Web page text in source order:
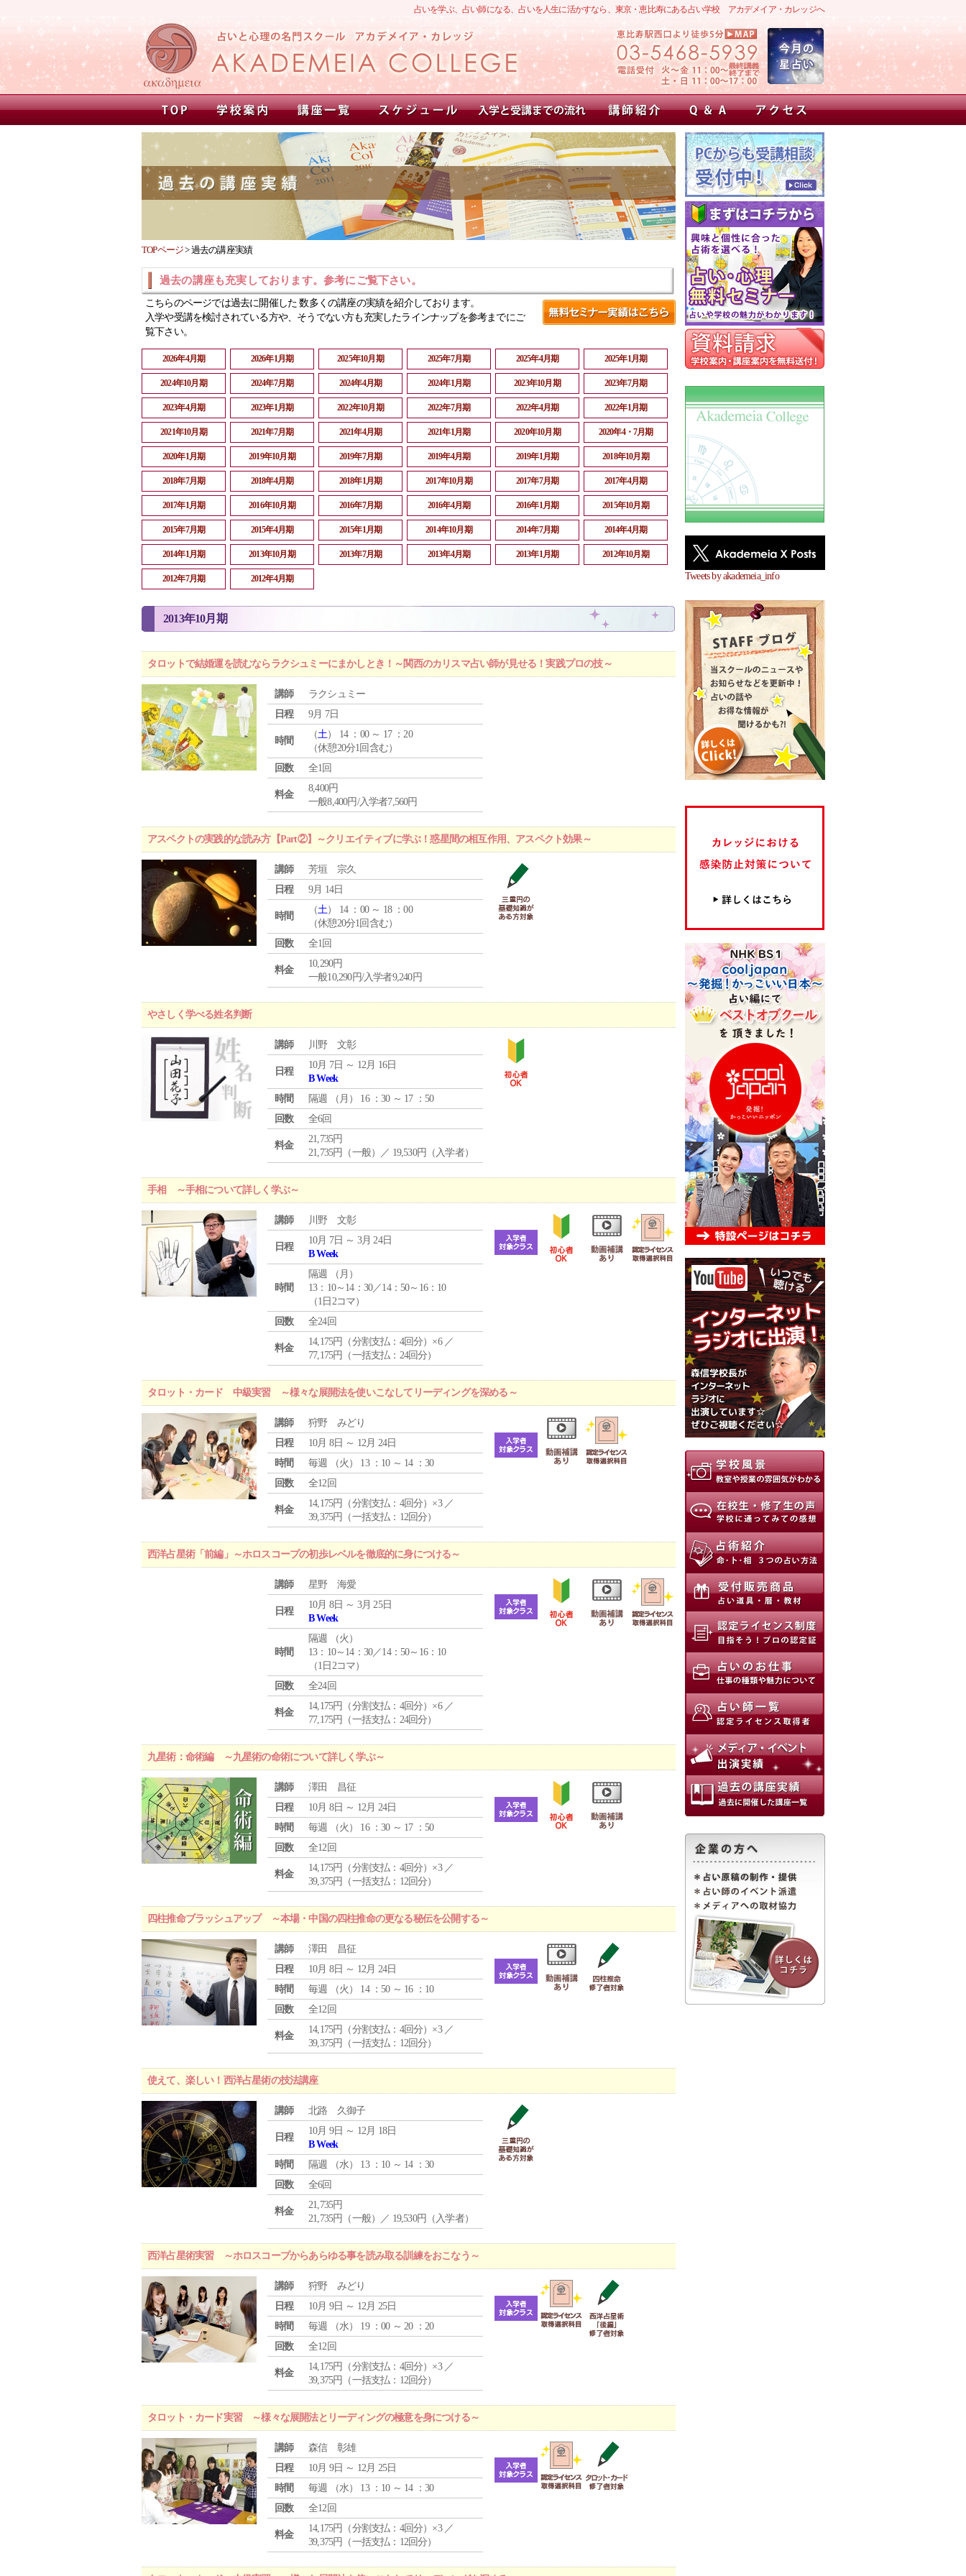
占いを学ぶ、占い師になる、占いを人生に活かすなら、東京・恵比寿にある占い学校 アカデメイア・カレッジへ
Tweets by akademeia_info
TOPページ>過去の講座実績
過去の講座も充実しております。参考にご覧下さい。
こちらのページでは過去に開催した 数多くの講座の実績を紹介しております。
入学や受講を検討されている方や、そうでない方も充実したラインナップを参考までにご
覧下さい。
2026年4月期 2026年1月期 2025年10月期 2025年7月期 2025年4月期 2025年1月期
2024年10月期 2024年7月期 2024年4月期 2024年1月期 2023年10月期 2023年7月期
2023年4月期 2023年1月期 2022年10月期 2022年7月期 2022年4月期 2022年1月期
2021年10月期 2021年7月期 2021年4月期 2021年1月期 2020年10月期 2020年4・7月期
2020年1月期 2019年10月期 2019年7月期 2019年4月期 2019年1月期 2018年10月期
2018年7月期 2018年4月期 2018年1月期 2017年10月期 2017年7月期 2017年4月期
2017年1月期 2016年10月期 2016年7月期 2016年4月期 2016年1月期 2015年10月期
2015年7月期 2015年4月期 2015年1月期 2014年10月期 2014年7月期 2014年4月期
2014年1月期 2013年10月期 2013年7月期 2013年4月期 2013年1月期 2012年10月期
2012年7月期 2012年4月期
2013年10月期
タロットで結婚運を読むならラクシュミーにまかしとき！～関西のカリスマ占い師が見せる！実践プロの技～
講師
ラクシュミー
日程
9月 7日
時間
（土） 14 ：00 ～ 17 ：20
（休憩20分1回含む）
回数
全1回
料金
8,400円
一般8,400円/入学者7,560円
アスペクトの実践的な読み方【Part②】～クリエイティブに学ぶ！惑星間の相互作用、アスペクト効果～
講師
芳垣 宗久
日程
9月 14日
時間
（土） 14 ：00 ～ 18 ：00
（休憩20分1回含む）
回数
全1回
料金
10,290円
一般10,290円/入学者9,240円
やさしく学べる姓名判断
講師 川野 文彰
日程
10月 7日 ～ 12月 16日
B Week
時間
隔週 （ 月 ） 16 ：30 ～ 17 ：50
回数
全6回
料金
21,735円
21,735円（一般）／ 19,530円（入学者）
手相 ～手相について詳しく学ぶ～
講師 川野 文彰
日程
10月 7日 ～ 3月 24日
B Week
時間
隔週 （ 月 ）
13：10～14：30／14：50～16：10
（1日2コマ）
回数
全24回
料金
14,175円（分割支払：4回分）×6 ／
77,175円（一括支払：24回分）
タロット・カード 中級実習 ～様々な展開法を使いこなしてリーディングを深める～
講師
狩野 みどり
日程
10月 8日 ～ 12月 24日
時間
毎週 （火 ） 13 ：10 ～ 14 ：30
回数
全12回
料金
14,175円（分割支払：4回分）×3 ／
39,375円（一括支払：12回分）
西洋占星術「前編」～ホロスコープの初歩レベルを徹底的に身につける～
講師 星野 海愛
日程
10月 8日 ～ 3月 25日
B Week
時間
隔週 （火 ）
13：10～14：30／14：50～16：10
（1日2コマ）
回数
全24回
料金
14,175円（分割支払：4回分）×6 ／
77,175円（一括支払：24回分）
九星術：命術編 ～九星術の命術について詳しく学ぶ～
講師
澤田 昌征
日程
10月 8日 ～ 12月 24日
時間
毎週 （火 ） 16 ：30 ～ 17 ：50
回数
全12回
料金
14,175円（分割支払：4回分）×3 ／
39,375円（一括支払：12回分）
四柱推命ブラッシュアップ ～本場・中国の四柱推命の更なる秘伝を公開する～
講師
澤田 昌征
日程
10月 8日 ～ 12月 24日
時間
毎週 （火 ） 14 ：50 ～ 16 ：10
回数
全12回
料金
14,175円（分割支払：4回分）×3 ／
39,375円（一括支払：12回分）
使えて、楽しい！西洋占星術の技法講座
講師 北路 久御子
日程
10月 9日 ～ 12月 18日
B Week
時間
隔週 （水） 13 ：10 ～ 14 ：30
回数
全6回
料金
21,735円
21,735円（一般）／ 19,530円（入学者）
西洋占星術実習 ～ホロスコープからあらゆる事を読み取る訓練をおこなう～
講師
狩野 みどり
日程
10月 9日 ～ 12月 25日
時間
毎週 （水） 19 ：00 ～ 20 ：20
回数
全12回
料金
14,175円（分割支払：4回分）×3 ／
39,375円（一括支払：12回分）
タロット・カード実習 ～様々な展開法とリーディングの極意を身につける～
講師
森信 彰雄
日程
10月 9日 ～ 12月 25日
時間
毎週 （水） 13 ：10 ～ 14 ：30
回数
全12回
料金
14,175円（分割支払：4回分）×3 ／
39,375円（一括支払：12回分）